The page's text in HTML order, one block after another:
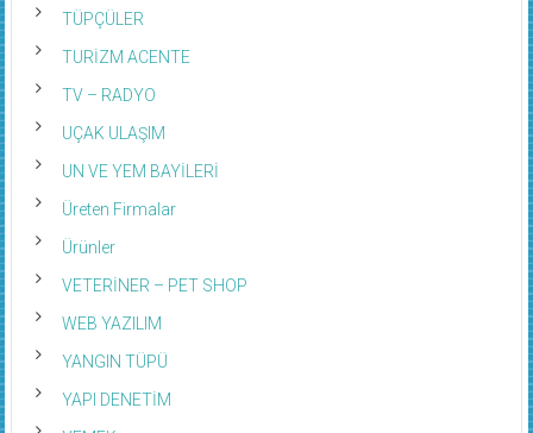
TÜPÇÜLER
TURİZM ACENTE
TV – RADYO
UÇAK ULAŞIM
UN VE YEM BAYİLERİ
Üreten Firmalar
Ürünler
VETERİNER – PET SHOP
WEB YAZILIM
YANGIN TÜPÜ
YAPI DENETİM